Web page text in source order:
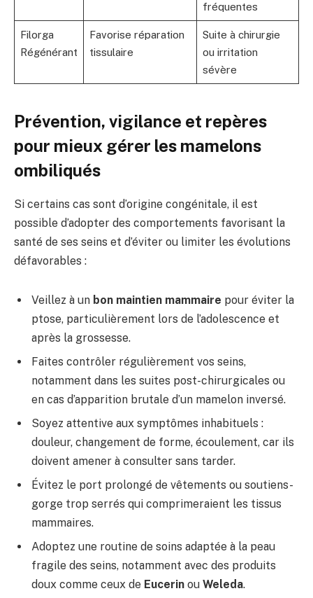
fréquentes
Filorga
Régénérant
Favorise réparation
tissulaire
Suite à chirurgie
ou irritation
sévère
Prévention, vigilance et repères
pour mieux gérer les mamelons
ombiliqués
Si certains cas sont d’origine congénitale, il est
possible d’adopter des comportements favorisant la
santé de ses seins et d’éviter ou limiter les évolutions
défavorables :
Veillez à un bon maintien mammaire pour éviter la
ptose, particulièrement lors de l’adolescence et
après la grossesse.
Faites contrôler régulièrement vos seins,
notamment dans les suites post-chirurgicales ou
en cas d’apparition brutale d’un mamelon inversé.
Soyez attentive aux symptômes inhabituels :
douleur, changement de forme, écoulement, car ils
doivent amener à consulter sans tarder.
Évitez le port prolongé de vêtements ou soutiens-
gorge trop serrés qui comprimeraient les tissus
mammaires.
Adoptez une routine de soins adaptée à la peau
fragile des seins, notamment avec des produits
doux comme ceux de Eucerin ou Weleda.